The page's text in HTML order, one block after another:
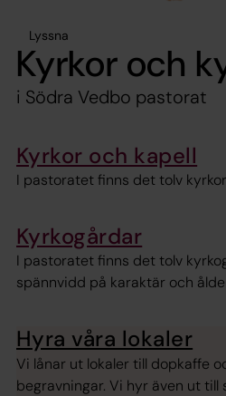
Lyssna
Kyrkor och
i Södra Vedbo pastorat
Kyrkor och kapell
I pastoratet finns det tolv
Kyrkogårdar
I pastoratet finns det tolv
spännvidd på karaktär och
Hyra våra lokaler
Vi lånar ut lokaler till dopkaffe
begravningar. Vi hyr även ut